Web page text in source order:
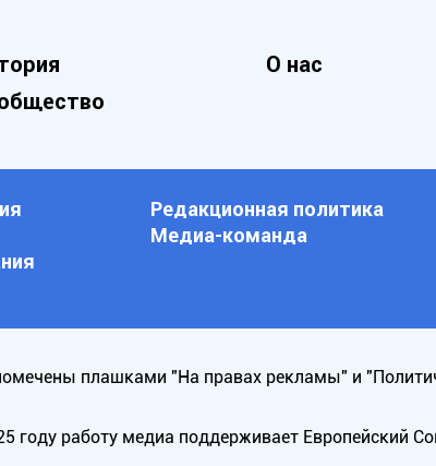
О нас
Редакционная политика
Медиа-команда
плашками "На правах рекламы" и
году работу медиа поддерживает Европейский